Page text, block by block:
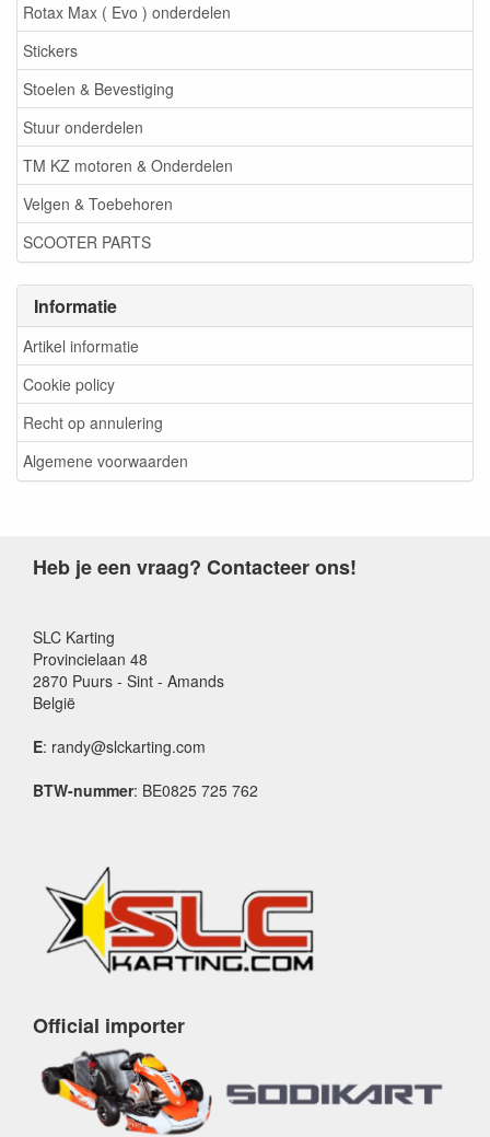
Rotax Max ( Evo ) onderdelen
Stickers
Stoelen & Bevestiging
Stuur onderdelen
TM KZ motoren & Onderdelen
Velgen & Toebehoren
SCOOTER PARTS
Informatie
Artikel informatie
Cookie policy
Recht op annulering
Algemene voorwaarden
Heb je een vraag? Contacteer ons!
SLC Karting
Provincielaan 48
2870 Puurs - Sint - Amands
België
E: randy@slckarting.com
BTW-nummer: BE0825 725 762
Official importer